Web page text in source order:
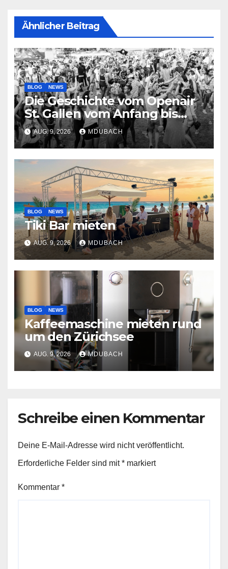
Ähnlicher Beitrag
BLOG NEWS
Die Geschichte vom Openair
St. Gallen vom Anfang bis
jetzt
AUG. 9, 2026 MDUBACH
BLOG NEWS
Tiki Bar mieten
AUG. 9, 2026 MDUBACH
BLOG NEWS
Kaffeemaschine mieten rund
um den Zürichsee
AUG. 9, 2026 MDUBACH
Schreibe einen Kommentar
Deine E-Mail-Adresse wird nicht veröffentlicht.
Erforderliche Felder sind mit* markiert
Kommentar *